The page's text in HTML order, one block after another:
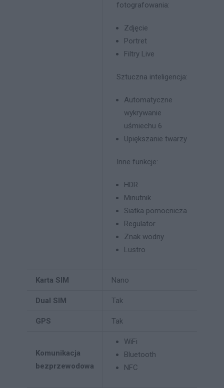
fotografowania:
Zdjęcie
Portret
Filtry Live
Sztuczna inteligencja:
Automatyczne
wykrywanie
uśmiechu 6
Upiększanie twarzy
Inne funkcje:
HDR
Minutnik
Siatka pomocnicza
Regulator
Znak wodny
Lustro
Karta SIM Nano
Dual SIM Tak
GPS Tak
Komunikacja
bezprzewodowa
WiFi
Bluetooth
NFC